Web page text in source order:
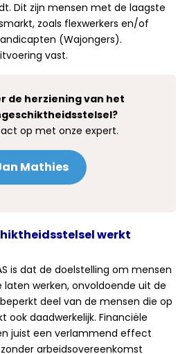
Dit zijn mensen met de laagste
zoals flexwerkers en/of
(Wajongers).
vast.
de herziening van het
op met onze expert.
Mathies
werkt
is dat de doelstelling om mensen
werken, onvoldoende uit de
deel van de mensen die op
ook daadwerkelijk. Financiële
juist een verlammend effect
arbeidsovereenkomst